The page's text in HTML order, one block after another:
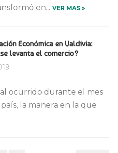
en... VER MAS »
Económica en Valdivia:
levanta el comercio?
ocurrido durante el mes
la manera en la que